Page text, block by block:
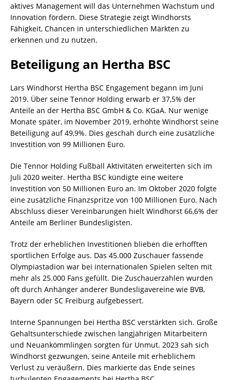
aktives Management will das Unternehmen Wachstum und
Innovation fördern. Diese Strategie zeigt Windhorsts
Fähigkeit, Chancen in unterschiedlichen Märkten zu
erkennen und zu nutzen.
Beteiligung an Hertha BSC
Lars Windhorst Hertha BSC Engagement begann im Juni
2019. Über seine Tennor Holding erwarb er 37,5% der
Anteile an der Hertha BSC GmbH & Co. KGaA. Nur wenige
Monate später, im November 2019, erhöhte Windhorst seine
Beteiligung auf 49,9%. Dies geschah durch eine zusätzliche
Investition von 99 Millionen Euro.
Die Tennor Holding Fußball Aktivitäten erweiterten sich im
Juli 2020 weiter. Hertha BSC kündigte eine weitere
Investition von 50 Millionen Euro an. Im Oktober 2020 folgte
eine zusätzliche Finanzspritze von 100 Millionen Euro. Nach
Abschluss dieser Vereinbarungen hielt Windhorst 66,6% der
Anteile am Berliner Bundesligisten.
Trotz der erheblichen Investitionen blieben die erhofften
sportlichen Erfolge aus. Das 45.000 Zuschauer fassende
Olympiastadion war bei internationalen Spielen selten mit
mehr als 25.000 Fans gefüllt. Die Zuschauerzahlen wurden
oft durch Anhänger anderer Bundesligavereine wie BVB,
Bayern oder SC Freiburg aufgebessert.
Interne Spannungen bei Hertha BSC verstärkten sich. Große
Gehaltsunterschiede zwischen langjährigen Mitarbeitern
und Neuankömmlingen sorgten für Unmut. 2023 sah sich
Windhorst gezwungen, seine Anteile mit erheblichem
Verlust zu veräußern. Dies markierte das Ende seines